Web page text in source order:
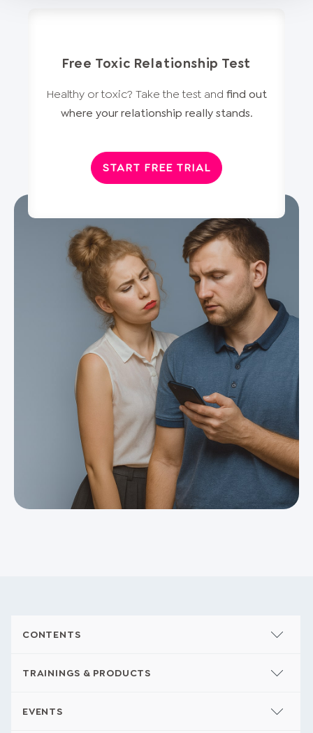
Free Toxic Relationship Test
Healthy or toxic? Take the test and find out
where your relationship really stands.
START FREE TRIAL
CONTENTS
TRAININGS & PRODUCTS
EVENTS